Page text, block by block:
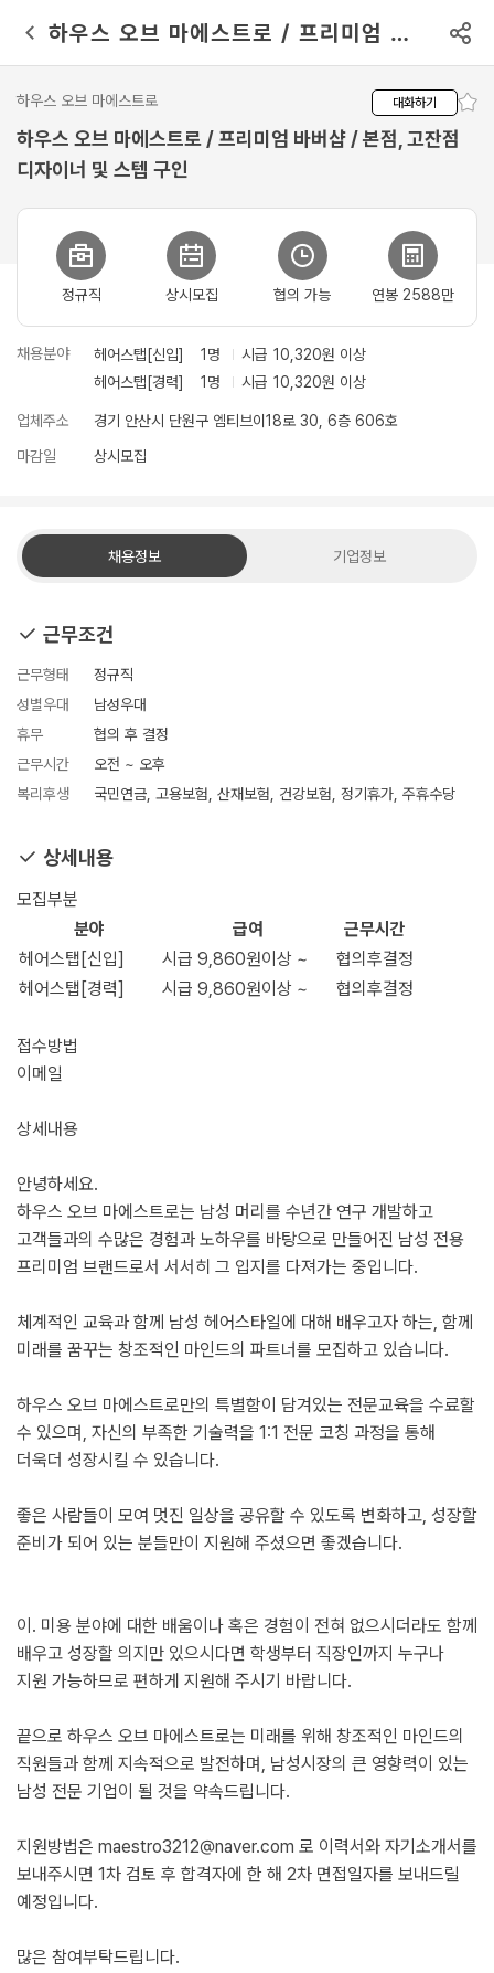
하우스 오브 마에스트로 / 프리미엄
바버샵 / 본점, 고잔점 디자이너 및
스텝 구인 - 채용정보
하우스 오브 마에스트로
하우스 오브 마에스트로 / 프리미엄 바버샵 / 본점, 고잔점
디자이너 및 스텝 구인
대화하기
정규직 상시모집 협의 가능 연봉 2588만
채용분야
헤어스탭[신입]
헤어스탭[경력]
1명
1명
시급 10,320원 이상
시급 10,320원 이상
업체주소
경기 안산시 단원구 엠티브이18로 30, 6층 606호
마감일
상시모집
채용정보 기업정보
근무조건
근무형태
정규직
성별우대
남성우대
휴무
협의 후 결정
근무시간
오전 ~ 오후
복리후생
국민연금, 고용보험, 산재보험, 건강보험, 정기휴가, 주휴수당
상세내용
모집부분
분야
급여
근무시간
헤어스탭[신입]
시급 9,860원이상 ~
협의후결정
헤어스탭[경력]
시급 9,860원이상 ~ 협의후결정
접수방법
이메일
상세내용
안녕하세요.
하우스 오브 마에스트로는 남성 머리를 수년간 연구 개발하고
고객들과의 수많은 경험과 노하우를 바탕으로 만들어진 남성 전용
프리미엄 브랜드로서 서서히 그 입지를 다져가는 중입니다.
체계적인 교육과 함께 남성 헤어스타일에 대해 배우고자 하는, 함께
미래를 꿈꾸는 창조적인 마인드의 파트너를 모집하고 있습니다.
하우스 오브 마에스트로만의 특별함이 담겨있는 전문교육을 수료할
수 있으며, 자신의 부족한 기술력을 1:1 전문 코칭 과정을 통해
더욱더 성장시킬 수 있습니다.
좋은 사람들이 모여 멋진 일상을 공유할 수 있도록 변화하고, 성장할
준비가 되어 있는 분들만이 지원해 주셨으면 좋겠습니다.
이. 미용 분야에 대한 배움이나 혹은 경험이 전혀 없으시더라도 함께
배우고 성장할 의지만 있으시다면 학생부터 직장인까지 누구나
지원 가능하므로 편하게 지원해 주시기 바랍니다.
끝으로 하우스 오브 마에스트로는 미래를 위해 창조적인 마인드의
직원들과 함께 지속적으로 발전하며, 남성시장의 큰 영향력이 있는
남성 전문 기업이 될 것을 약속드립니다.
지원방법은 maestro3212@naver.com 로 이력서와 자기소개서를
보내주시면 1차 검토 후 합격자에 한 해 2차 면접일자를 보내드릴
예정입니다.
많은 참여부탁드립니다.